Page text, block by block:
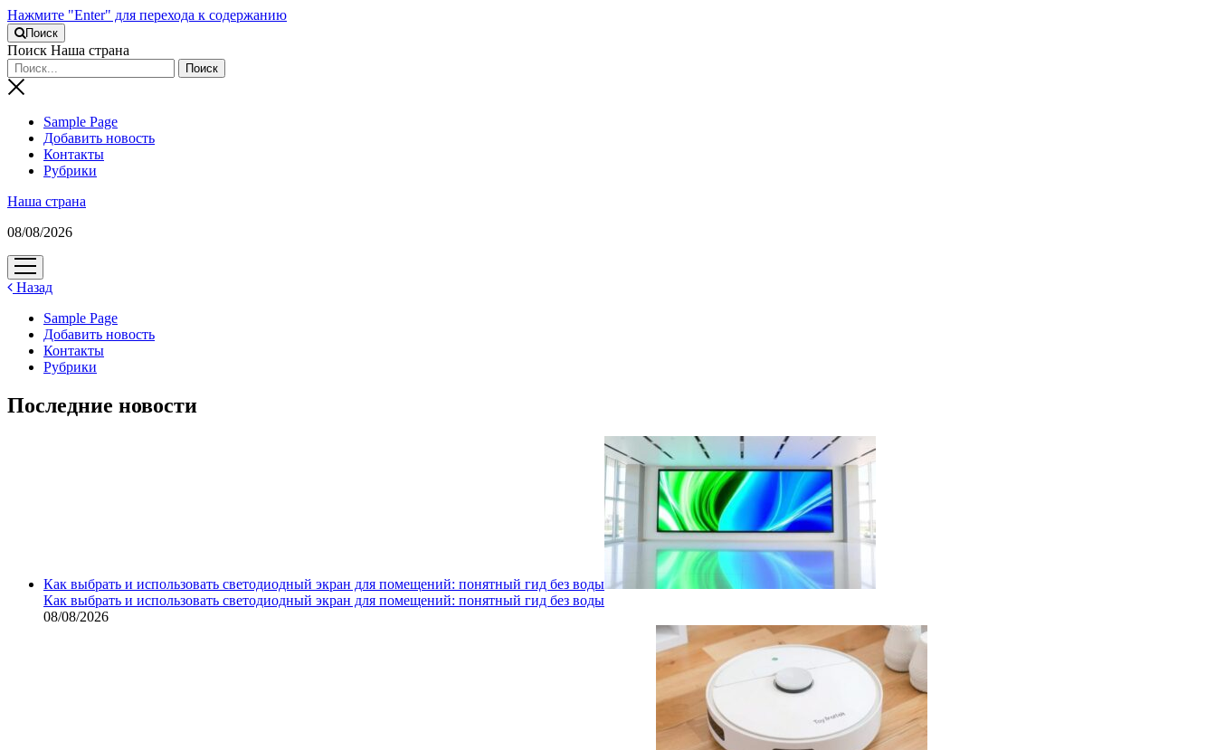
Нажмите "Enter" для перехода к содержанию
Поиск
Поиск Наша страна
Sample Page
Добавить новость
Контакты
Рубрики
Наша страна
08/08/2026
открыть
меню
Назад
Sample Page
Добавить новость
Контакты
Рубрики
Последние новости
Как выбрать и использовать светодиодный экран для помещений: понятный гид без воды
Как выбрать и использовать светодиодный экран для помещений: понятный гид без воды
08/08/2026